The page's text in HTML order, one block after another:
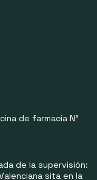
de farmacia N°
de la supervisión:
sita en la